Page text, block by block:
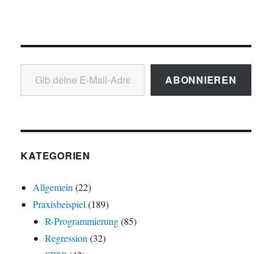
Gib deine E-Mail-Adresse ein ...
ABONNIEREN
KATEGORIEN
Allgemein(22)
Praxisbeispiel(189)
R-Programmierung(85)
Regression(32)